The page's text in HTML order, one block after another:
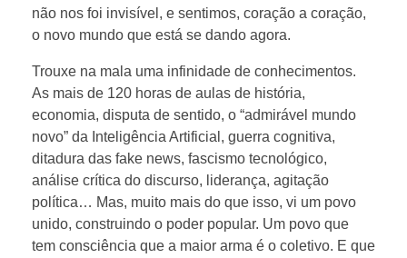
não nos foi invisível, e sentimos, coração a coração,
o novo mundo que está se dando agora.
Trouxe na mala uma infinidade de conhecimentos.
As mais de 120 horas de aulas de história,
economia, disputa de sentido, o “admirável mundo
novo” da Inteligência Artificial, guerra cognitiva,
ditadura das fake news, fascismo tecnológico,
análise crítica do discurso, liderança, agitação
política… Mas, muito mais do que isso, vi um povo
unido, construindo o poder popular. Um povo que
tem consciência que a maior arma é o coletivo. E que